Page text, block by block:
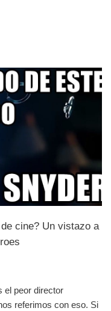
cine? Un vistazo a
el peor director
referimos con eso. Si